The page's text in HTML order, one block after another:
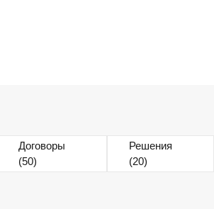
Договоры
(50)
Решения
(20)